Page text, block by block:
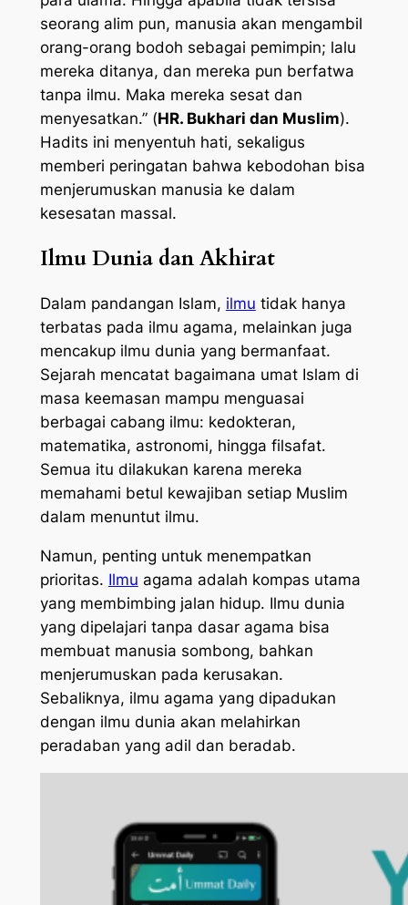
seorang alim pun, manusia akan mengambil
orang-orang bodoh sebagai pemimpin; lalu
mereka ditanya, dan mereka pun berfatwa
tanpa ilmu. Maka mereka sesat dan
menyesatkan.” (HR. Bukhari dan Muslim).
Hadits ini menyentuh hati, sekaligus
memberi peringatan bahwa kebodohan bisa
menjerumuskan manusia ke dalam
kesesatan massal.
Ilmu Dunia dan Akhirat
Dalam pandangan Islam, ilmu tidak hanya
terbatas pada ilmu agama, melainkan juga
mencakup ilmu dunia yang bermanfaat.
Sejarah mencatat bagaimana umat Islam di
masa keemasan mampu menguasai
berbagai cabang ilmu: kedokteran,
matematika, astronomi, hingga filsafat.
Semua itu dilakukan karena mereka
memahami betul kewajiban setiap Muslim
dalam menuntut ilmu.
Namun, penting untuk menempatkan
prioritas. Ilmu agama adalah kompas utama
yang membimbing jalan hidup. Ilmu dunia
yang dipelajari tanpa dasar agama bisa
membuat manusia sombong, bahkan
menjerumuskan pada kerusakan.
Sebaliknya, ilmu agama yang dipadukan
dengan ilmu dunia akan melahirkan
peradaban yang adil dan beradab.